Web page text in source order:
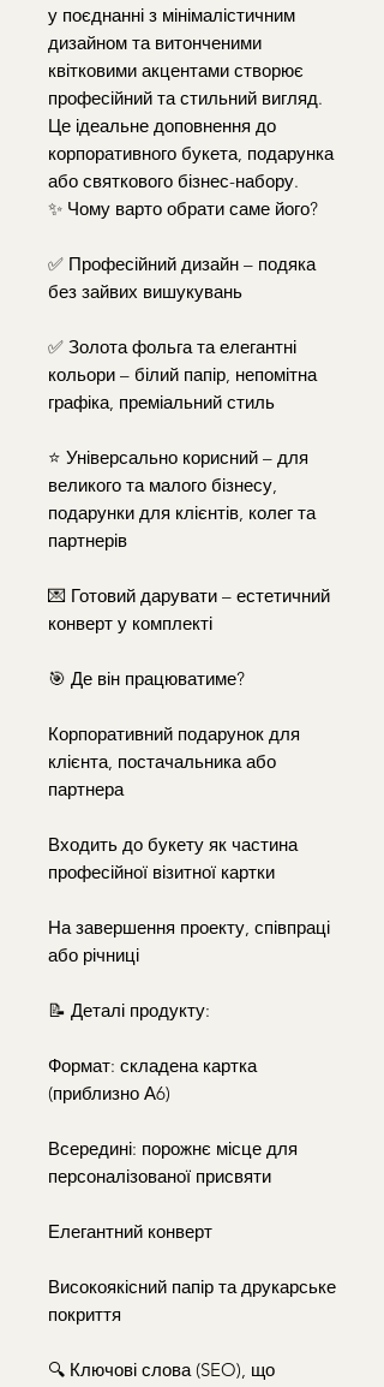
у поєднанні з мінімалістичним
дизайном та витонченими
квітковими акцентами створює
професійний та стильний вигляд.
Це ідеальне доповнення до
корпоративного букета, подарунка
або святкового бізнес-набору.
✨ Чому варто обрати саме його?
✅ Професійний дизайн – подяка
без зайвих вишукувань
✅ Золота фольга та елегантні
кольори – білий папір, непомітна
графіка, преміальний стиль
⭐ Універсально корисний – для
великого та малого бізнесу,
подарунки для клієнтів, колег та
партнерів
💌 Готовий дарувати – естетичний
конверт у комплекті
🎯 Де він працюватиме?
Корпоративний подарунок для
клієнта, постачальника або
партнера
Входить до букету як частина
професійної візитної картки
На завершення проекту, співпраці
або річниці
📝 Деталі продукту:
Формат: складена картка
(приблизно А6)
Всередині: порожнє місце для
персоналізованої присвяти
Елегантний конверт
Високоякісний папір та друкарське
покриття
🔍 Ключові слова (SEO), що